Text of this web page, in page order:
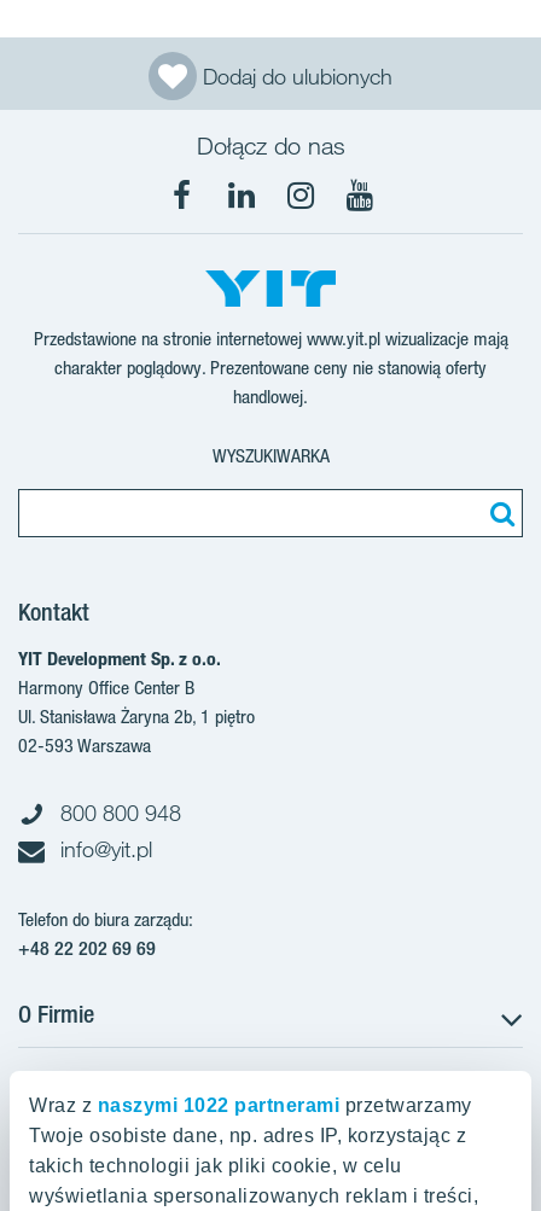
Wraz z naszymi 1022 partnerami przetwarzamy
Twoje osobiste dane, np. adres IP, korzystając z
takich technologii jak pliki cookie, w celu
wyświetlania spersonalizowanych reklam i treści,
Dodaj do ulubionych
Dołącz do nas
Facebook
LinkedInInstagram
YouTube
Przedstawione na stronie internetowej www.yit.pl wizualizacje mają
charakter poglądowy. Prezentowane ceny nie stanowią oferty
handlowej.
WYSZUKIWARKA
Kontakt
YIT Development Sp. z o.o.
Harmony Office Center B
Ul. Stanisława Żaryna 2b, 1 piętro
02-593 Warszawa
800 800 948
info@yit.pl
Telefon do biura zarządu:
+48 22 202 69 69
O Firmie
Projekty w przygotowaniu
Projekty zrealizowane
Aktualności
Zakup gruntów
Projekty w Polsce
Aroma Park Lofty Warszawa
Talarowa Park Warszawa
Oferty mieszkaniowe Warszawa